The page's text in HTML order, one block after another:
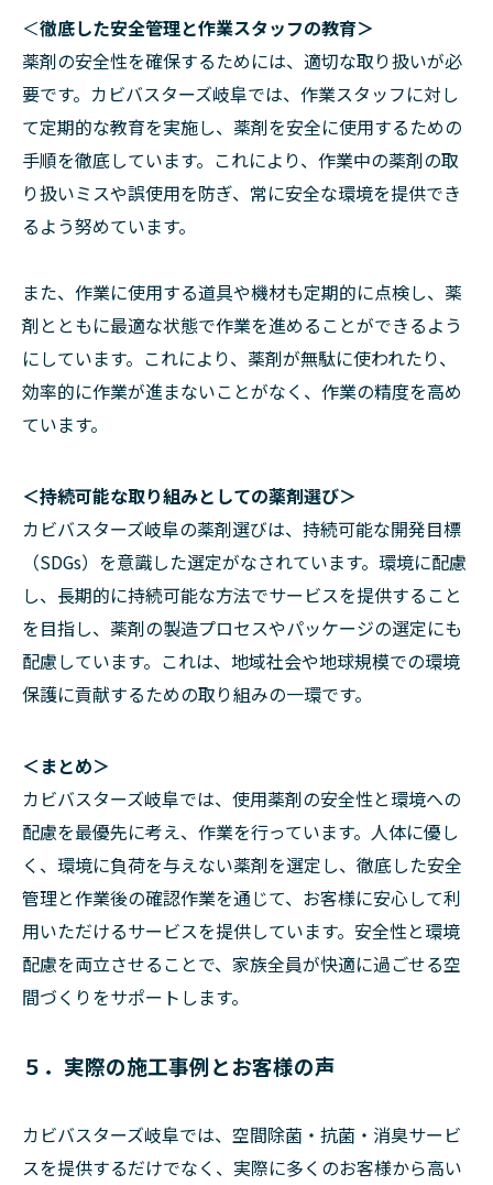
＜徹底した安全管理と作業スタッフの教育＞
薬剤の安全性を確保するためには、適切な取り扱いが必
要です。カビバスターズ岐阜では、作業スタッフに対し
て定期的な教育を実施し、薬剤を安全に使用するための
手順を徹底しています。これにより、作業中の薬剤の取
り扱いミスや誤使用を防ぎ、常に安全な環境を提供でき
るよう努めています。
また、作業に使用する道具や機材も定期的に点検し、薬
剤とともに最適な状態で作業を進めることができるよう
にしています。これにより、薬剤が無駄に使われたり、
効率的に作業が進まないことがなく、作業の精度を高め
ています。
＜持続可能な取り組みとしての薬剤選び＞
カビバスターズ岐阜の薬剤選びは、持続可能な開発目標
（SDGs）を意識した選定がなされています。環境に配慮
し、長期的に持続可能な方法でサービスを提供すること
を目指し、薬剤の製造プロセスやパッケージの選定にも
配慮しています。これは、地域社会や地球規模での環境
保護に貢献するための取り組みの一環です。
＜まとめ＞
カビバスターズ岐阜では、使用薬剤の安全性と環境への
配慮を最優先に考え、作業を行っています。人体に優し
く、環境に負荷を与えない薬剤を選定し、徹底した安全
管理と作業後の確認作業を通じて、お客様に安心して利
用いただけるサービスを提供しています。安全性と環境
配慮を両立させることで、家族全員が快適に過ごせる空
間づくりをサポートします。
５．実際の施工事例とお客様の声
カビバスターズ岐阜では、空間除菌・抗菌・消臭サービ
スを提供するだけでなく、実際に多くのお客様から高い